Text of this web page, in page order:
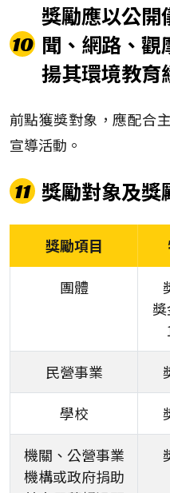
10
獎勵應以公開
聞、網路、
揚其環境教育
前點獲獎對象，應配合
宣導活動。
11 獎勵對象及獎
獎勵項目
團體
民營事業
學校
機關、公營事業
機構或政府捐助